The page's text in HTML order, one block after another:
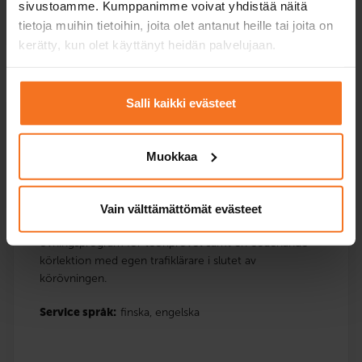
sivustoamme. Kumppanimme voivat yhdistää näitä
tietoja muihin tietoihin, joita olet antanut heille tai joita on
kerätty, kun olet käyttänyt heidän palvelujaan.
Salli kaikki evästeet
Muokkaa
Vain välttämättömät evästeet
Jämföra paketer
Övning för körprovet kurs
469€
Omfattar teoriutbildningen för Utbildningen för det
övningsprogram för teoriprovet samt en coachande
körlektion med egen trafiklärare i slutet av
körövningen.
Service språk: finska, engelska